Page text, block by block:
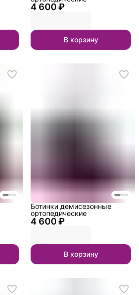
4 600 ₽
В корзину
4 600 ₽
Ботинки демисезонные
ортопедические
В корзину